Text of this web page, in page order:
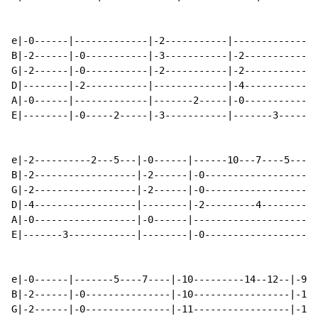
e|-0------|-------------|-2-----------|-------------
B|-2------|-0-----------|-3-----------|-2-----------
G|-2------|-0-----------|-2-----------|-
D|--------|-2-----------|-------------|-
A|-0------|-------------|-------2-----|-
E|--------|-0-----2-----|-3-----------|-------
e|-2----------2---5---|-0------|------10---7----
B|-2------------------|-2------|-
G|-2------------------|-2------|-
D|-4------------------|--------|-2---------
A|-0------------------|-0------
E|-------3------------|--------|-
e|-0------|-------5----7----|-10---------14--12--|-
B|-2------|-0---------------|-10-----------------|-
G|-2------|-0---------------|-11-----------------|-